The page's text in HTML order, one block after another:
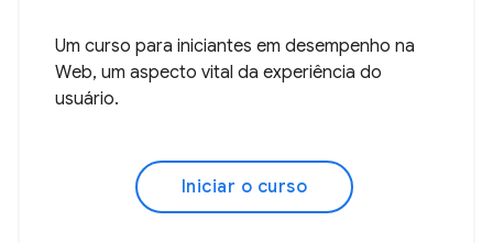
Um curso para iniciantes em desempenho na
Web, um aspecto vital da experiência do
usuário.
Iniciar o curso